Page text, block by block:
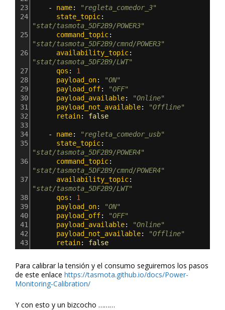
23
- name:
"regleta_comedor_3"
24
state_topic
"stat/tasmota_5DF2B9/POWER3"
25
command_topic
"stat/tasmota_5DF2B9/cmnd/POWER3"
26
availability_topic
"stat/tasmota_5DF2B9/LWT"
27
qos : 1
28
payload_on:
"ON"
29
payload_off:
"OFF"
30
payload_available:
"Online"
31
payload_not_available:
"Offline"
32
retain: false
33
34
- name:
"regleta_comedor_usb"
35
state_topic
"stat/tasmota_5DF2B9/POWER4"
36
command_topic
"stat/tasmota_5DF2B9/cmnd/POWER4"
37
availability_topic
"stat/tasmota_5DF2B9/LWT"
38
qos : 1
39
payload_on:
"ON"
40
payload_off:
"OFF"
41
payload_available:
"Online"
42
payload_not_available:
"Offline"
43
retain: false
Para calibrar la tensión y el consumo seguiremos los pasos
de este enlace https://tasmota.github.io/docs/Power-
Monitoring-Calibration/
Y con esto y un bizcocho ………